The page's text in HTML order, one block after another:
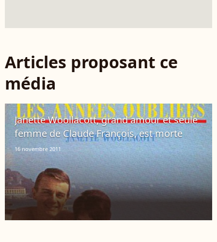
Articles proposant ce
média
Janette Woollacott, grand amour et seule
femme de Claude François, est morte
16 novembre 2011